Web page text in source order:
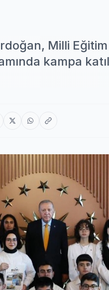
Milli
kampa